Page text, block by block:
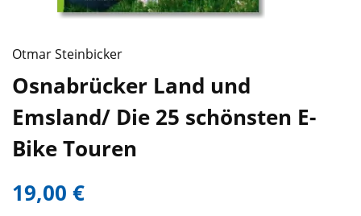
Otmar Steinbicker
Osnabrücker Land und
Emsland/ Die 25 schönsten E-
Bike Touren
19,00 €